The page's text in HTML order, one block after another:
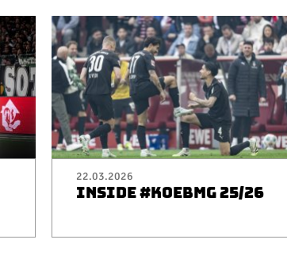
22.03.2026
INSIDE #KOEBMG 25/26